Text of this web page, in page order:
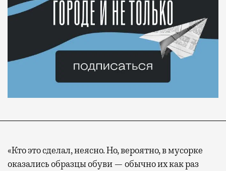
«Кто это сделал, неясно. Но, вероятно, в мусорке
оказались образцы обуви — обычно их как раз